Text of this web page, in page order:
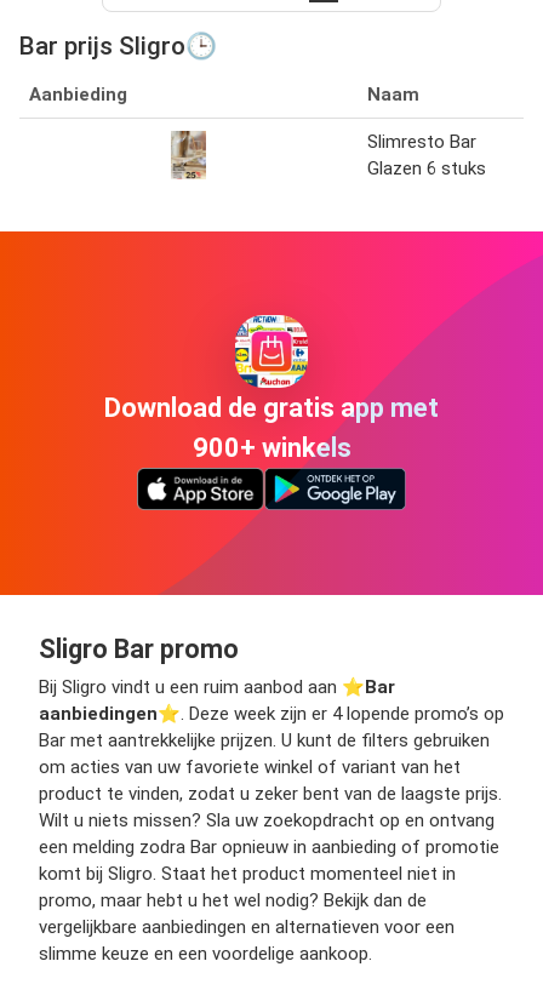
Bar prijs Sligro🕒
Aanbieding Naam
Slimresto Bar
Glazen 6 stuks
Download de gratis app met
900+ winkels
Sligro Bar promo
Bij Sligro vindt u een ruim aanbod aan ⭐️Bar
aanbiedingen⭐️. Deze week zijn er 4 lopende promo’s op
Bar met aantrekkelijke prijzen. U kunt de filters gebruiken
om acties van uw favoriete winkel of variant van het
product te vinden, zodat u zeker bent van de laagste prijs.
Wilt u niets missen? Sla uw zoekopdracht op en ontvang
een melding zodra Bar opnieuw in aanbieding of promotie
komt bij Sligro. Staat het product momenteel niet in
promo, maar hebt u het wel nodig? Bekijk dan de
vergelijkbare aanbiedingen en alternatieven voor een
slimme keuze en een voordelige aankoop.